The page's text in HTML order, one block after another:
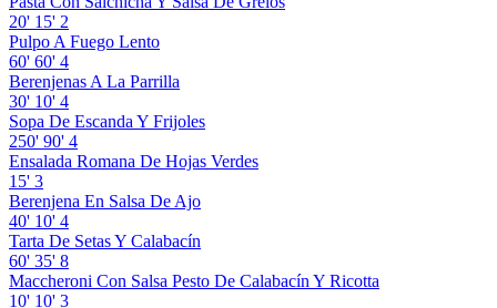
20' 15' 2
Pulpo A Fuego Lento
60' 60' 4
Berenjenas A La Parrilla
30' 10' 4
Sopa De Escanda Y Frijoles
250' 90' 4
Ensalada Romana De Hojas Verdes
15' 3
Berenjena En Salsa De Ajo
40' 10' 4
Tarta De Setas Y Calabacín
60' 35' 8
Maccheroni Con Salsa Pesto De Calabacín Y Ricotta
10' 10' 3